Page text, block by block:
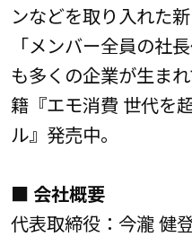
ンなどを取り入れた
「メンバー全員の社
も多くの企業が生ま
籍『エモ消費 世代を
ル』発売中。
■ 会社概要
代表取締役：今瀧 健